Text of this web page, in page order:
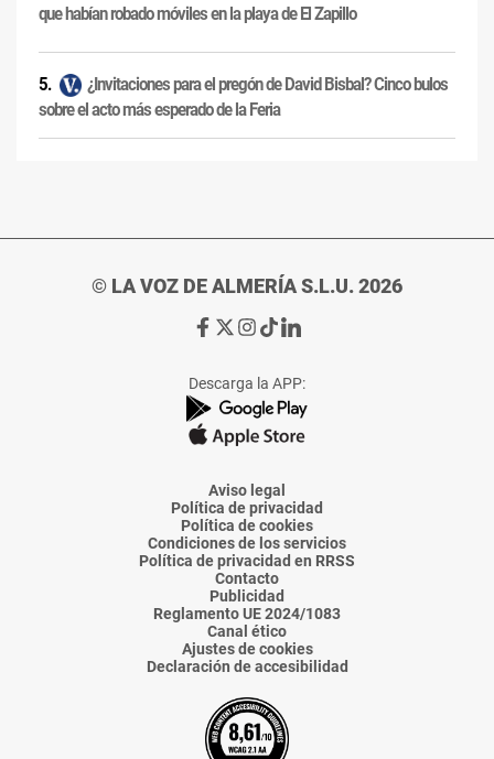
que habían robado móviles en la playa de El Zapillo
¿Invitaciones para el pregón de David Bisbal? Cinco bulos
sobre el acto más esperado de la Feria
© LA VOZ DE ALMERÍA S.L.U. 2026
Ir
de
La
Voz
Almería
Ir
de
La
Voz
Almería
Ir
de
La
Voz
Almería
Ir
de
La
Voz
Almería
Ir
de
La
Voz
Descarga la APP:
Aviso legal
Política de privacidad
Política de cookies
Condiciones de los servicios
Política de privacidad en RRSS
Contacto
Publicidad
Reglamento UE 2024/1083
Canal ético
Ajustes de cookies
Declaración de accesibilidad